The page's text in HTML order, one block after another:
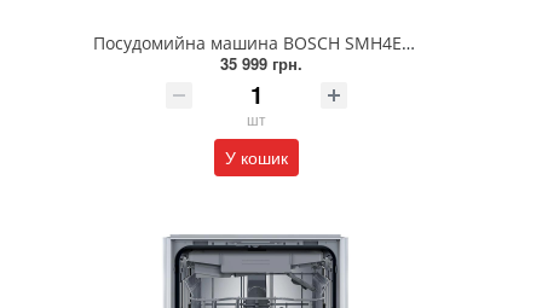
Посудомийна машина BOSCH SMH4ECX28E
35 999 грн.
шт
У кошик